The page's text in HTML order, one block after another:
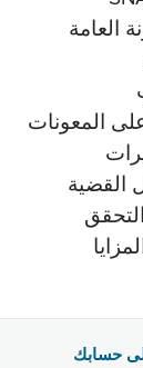
العامة
المعونات
القضية
حسابك